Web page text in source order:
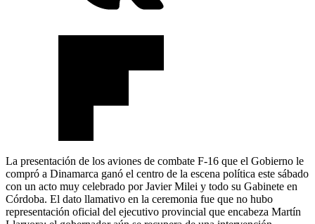
La presentación de los aviones de combate F-16 que el Gobierno le
compró a Dinamarca ganó el centro de la escena política este sábado
con un acto muy celebrado por Javier Milei y todo su Gabinete en
Córdoba. El dato llamativo en la ceremonia fue que no hubo
representación oficial del ejecutivo provincial que encabeza Martín